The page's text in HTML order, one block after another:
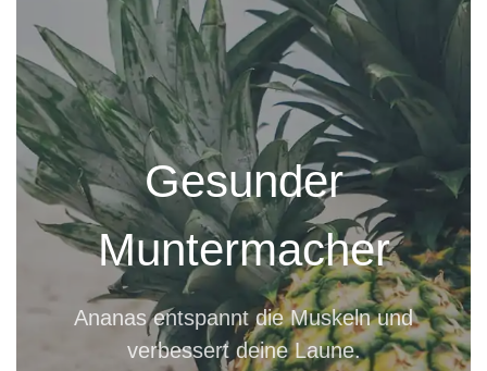
Gesunder
Muntermacher
Ananas entspannt die Muskeln und
verbessert deine Laune.